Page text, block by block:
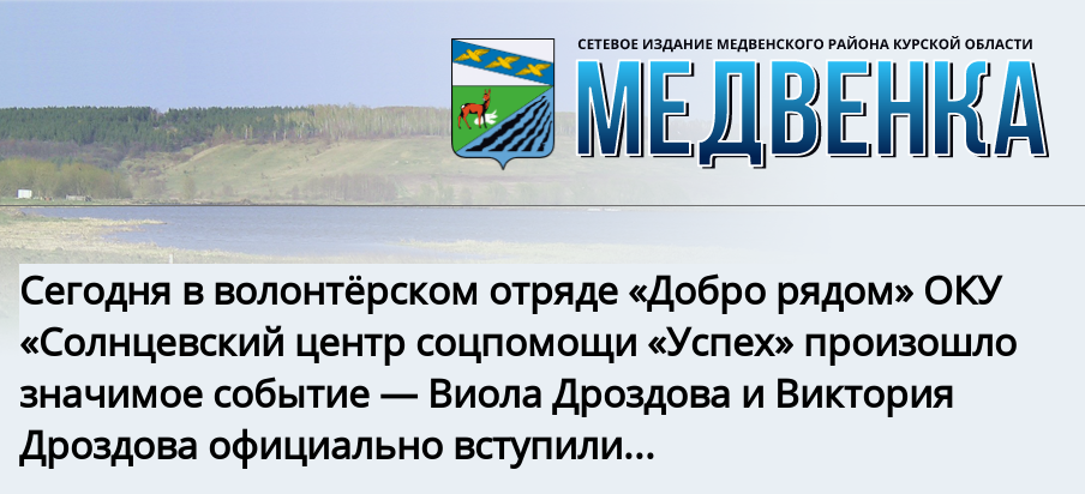
Сегодня в волонтёрском отряде «Добро рядом» ОКУ
«Солнцевский центр соцпомощи «Успех» произошло
значимое событие — Виола Дроздова и Виктория
Дроздова официально вступили...